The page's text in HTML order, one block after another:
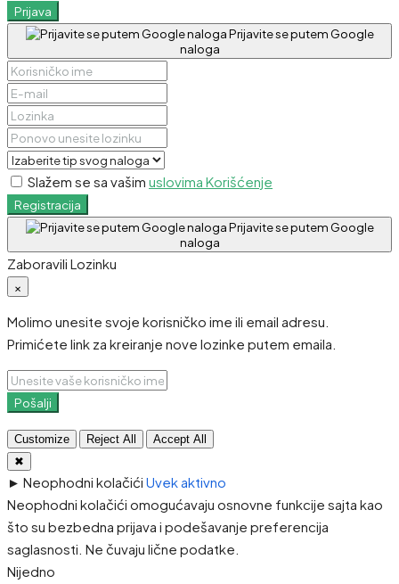
Prijava
Prijavite se putem Google
naloga
Slažem se sa vašim uslovima Korišćenje
Registracija
Prijavite se putem Google
naloga
Zaboravili Lozinku
×
Molimo unesite svoje korisničko ime ili email adresu.
Primićete link za kreiranje nove lozinke putem emaila.
Pošalji
Customize Reject All
Accept All
✖
► Neophodni kolačići Uvek aktivno
Neophodni kolačići omogućavaju osnovne funkcije sajta kao
što su bezbedna prijava i podešavanje preferencija
saglasnosti. Ne čuvaju lične podatke.
Nijedno